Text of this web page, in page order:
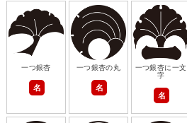
一つ銀杏
名
一つ銀杏の丸
名
一つ銀杏に一文
字
名